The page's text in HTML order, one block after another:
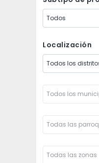
Todos
Localización
Todos los
Todos los
Todas las
Todas las zonas